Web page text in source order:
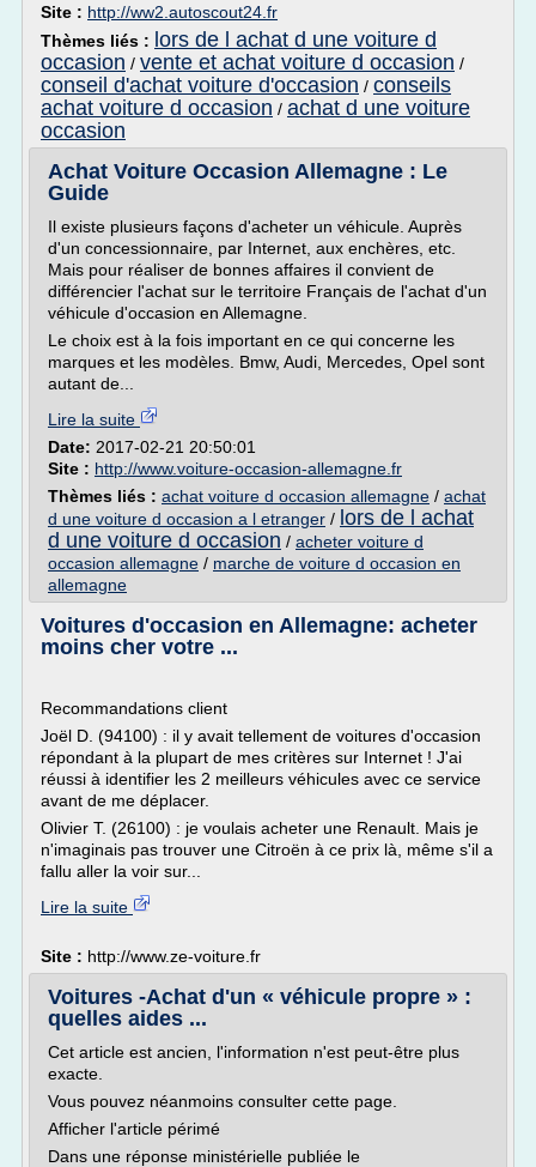
Site : http://ww2.autoscout24.fr
Thèmes liés : lors de l achat d une voiture d
occasion / vente et achat voiture d occasion /
conseil d'achat voiture d'occasion / conseils
achat voiture d occasion / achat d une voiture
occasion
Achat Voiture Occasion Allemagne : Le
Guide
Il existe plusieurs façons d'acheter un véhicule. Auprès
d'un concessionnaire, par Internet, aux enchères, etc.
Mais pour réaliser de bonnes affaires il convient de
différencier l'achat sur le territoire Français de l'achat d'un
véhicule d'occasion en Allemagne.
Le choix est à la fois important en ce qui concerne les
marques et les modèles. Bmw, Audi, Mercedes, Opel sont
autant de...
Lire la suite
Date: 2017-02-21 20:50:01
Site : http://www.voiture-occasion-allemagne.fr
Thèmes liés : achat voiture d occasion allemagne / achat
d une voiture d occasion a l etranger / lors de l achat
d une voiture d occasion / acheter voiture d
occasion allemagne / marche de voiture d occasion en
allemagne
Voitures d'occasion en Allemagne: acheter
moins cher votre ...
Recommandations client
Joël D. (94100) : il y avait tellement de voitures d'occasion
répondant à la plupart de mes critères sur Internet ! J'ai
réussi à identifier les 2 meilleurs véhicules avec ce service
avant de me déplacer.
Olivier T. (26100) : je voulais acheter une Renault. Mais je
n'imaginais pas trouver une Citroën à ce prix là, même s'il a
fallu aller la voir sur...
Lire la suite
Site : http://www.ze-voiture.fr
Voitures -Achat d'un « véhicule propre » :
quelles aides ...
Cet article est ancien, l'information n'est peut-être plus
exacte.
Vous pouvez néanmoins consulter cette page.
Afficher l'article périmé
Dans une réponse ministérielle publiée le